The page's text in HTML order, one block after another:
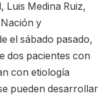
Luis Medina Ruiz,
y
el sábado pasado,
dos pacientes con
con etiología
pueden desarrollar